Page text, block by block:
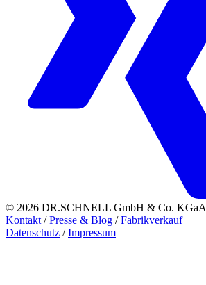
© 2026 DR.SCHNELL GmbH & Co. KGaA
Kontakt / Presse & Blog / Fabrikverkauf
Datenschutz / Impressum